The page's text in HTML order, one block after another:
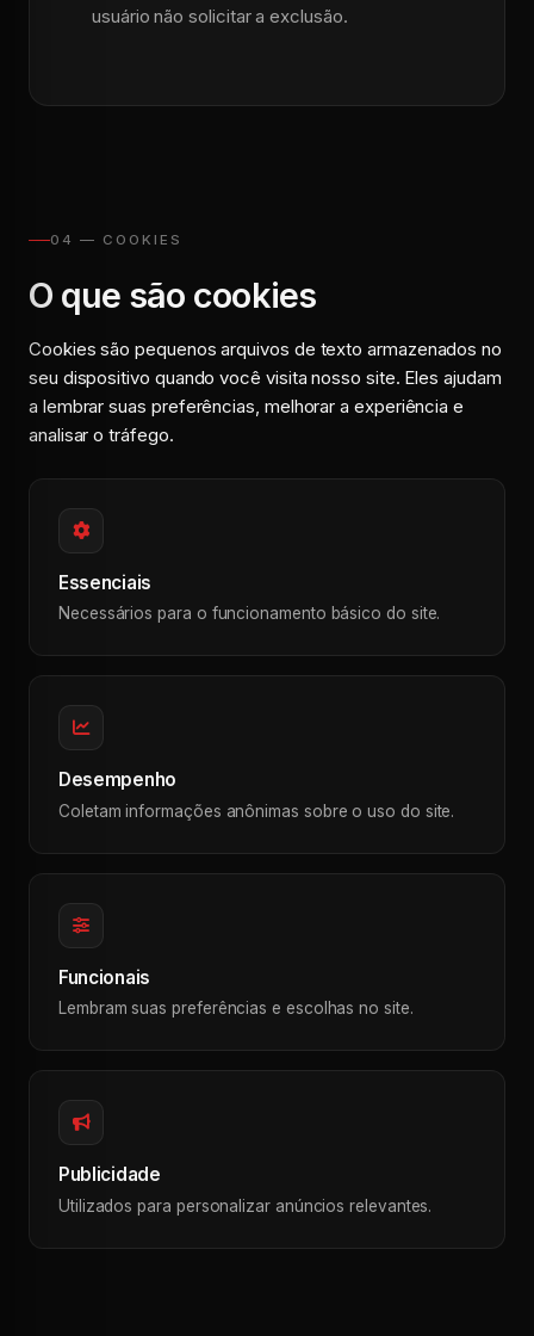
usuário não solicitar a exclusão.
04 — COOKIES
O que são cookies
Cookies são pequenos arquivos de texto armazenados no
seu dispositivo quando você visita nosso site. Eles ajudam
a lembrar suas preferências, melhorar a experiência e
analisar o tráfego.
Essenciais
Necessários para o funcionamento básico do site.
Desempenho
Coletam informações anônimas sobre o uso do site.
Funcionais
Lembram suas preferências e escolhas no site.
Publicidade
Utilizados para personalizar anúncios relevantes.